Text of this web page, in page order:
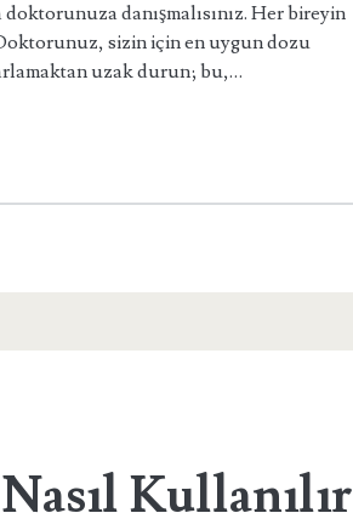
danışmalısınız. Her bireyin
sizin için en uygun dozu
uzak durun; bu,…
Kullanılır